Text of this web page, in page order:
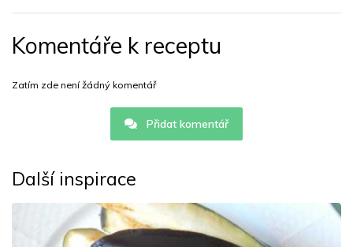
Komentáře k receptu
Zatím zde není žádný komentář
Přidat komentář
Další inspirace